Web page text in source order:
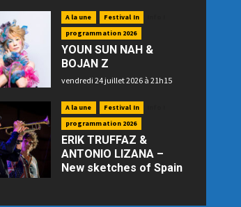
A la une Festival In
programmation 2026
YOUN SUN NAH &
BOJAN Z
vendredi 24 juillet 2026 à 21h15
deuxième partie
A la une Festival In
programmation 2026
ERIK TRUFFAZ &
ANTONIO LIZANA –
New sketches of Spain